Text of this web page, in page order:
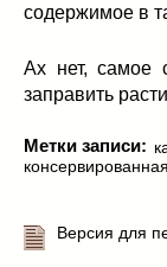
содержимое в
Ах нет, самое
заправить
Метки записи:
консервированная
Версия для